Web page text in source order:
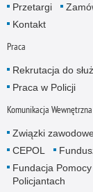
Przetargi
Kontakt
Praca
Rekrutacja do
Praca w Policji
Komunikacja Wewnętrzna
Związki
CEPOL
Fundacja
Policjantach